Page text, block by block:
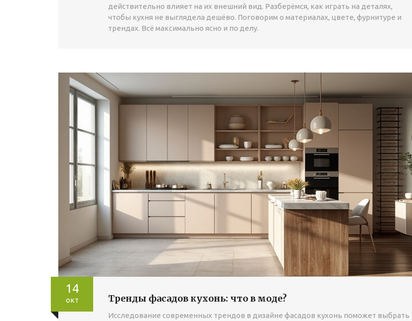
действительно влияет на их внешний вид. Разберёмся, как играть на деталях,
чтобы кухня не выглядела дешёво. Поговорим о материалах, цвете, фурнитуре и
трендах. Всё максимально ясно и по делу.
14
окт Тренды фасадов кухонь: что в моде?
Исследование современных трендов в дизайне фасадов кухонь поможет выбрать